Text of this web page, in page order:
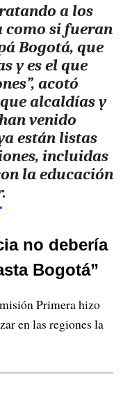
a los
si fueran
Bogotá, que
y es el que
acotó
alcaldías y
venido
están listas
incluidas
la educación
no debería
Bogotá”
Primera hizo
en las regiones la